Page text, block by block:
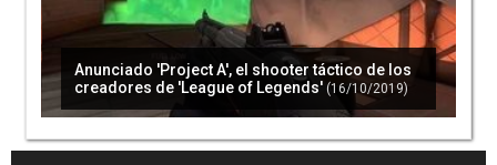
Anunciado 'Project A', el shooter táctico de los
creadores de 'League of Legends' (16/10/2019)